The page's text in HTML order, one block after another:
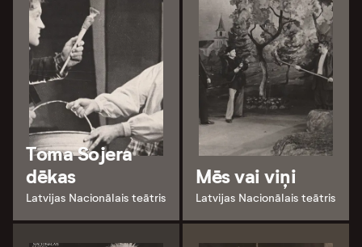
Toma Sojera
dēkas
Latvijas Nacionālais teātris
Mēs vai viņi
Latvijas Nacionālais teātris